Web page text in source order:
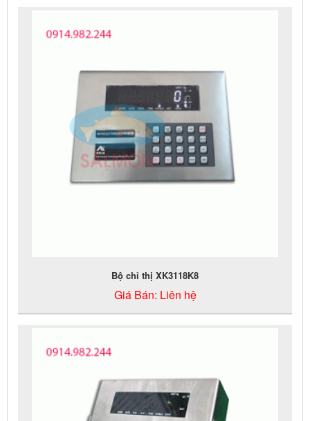
Bộ chỉ thị XK3118K8
Giá Bán: Liên hệ